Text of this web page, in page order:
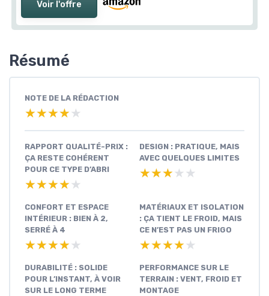
Voir l'offre
Résumé
NOTE DE LA RÉDACTION
★★★★★
★★★★★
RAPPORT QUALITÉ-PRIX :
ÇA RESTE COHÉRENT
POUR CE TYPE D’ABRI
★★★★★
★★★★★
DESIGN : PRATIQUE, MAIS
AVEC QUELQUES LIMITES
★★★★★
★★★★★
CONFORT ET ESPACE
INTÉRIEUR : BIEN À 2,
SERRÉ À 4
★★★★★
★★★★★
MATÉRIAUX ET ISOLATION
: ÇA TIENT LE FROID, MAIS
CE N’EST PAS UN FRIGO
★★★★★
★★★★★
DURABILITÉ : SOLIDE
POUR L’INSTANT, À VOIR
SUR LE LONG TERME
PERFORMANCE SUR LE
TERRAIN : VENT, FROID ET
MONTAGE